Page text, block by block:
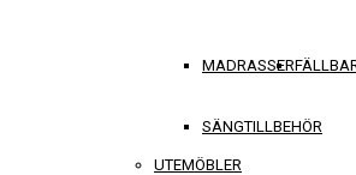
MADRASSER
SÄNGTILLBEHÖR
UTEMÖBLER